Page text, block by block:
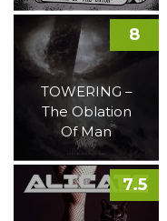
TOWERING –
The Oblation
Of Man
8
7.5